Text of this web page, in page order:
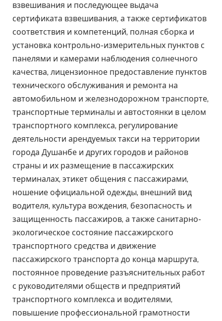
взвешивания и последующее выдача
сертификата взвешивания, а также сертификатов
соответствия и компетенций, полная сборка и
установка контрольно-измерительных пунктов с
панелями и камерами наблюдения солнечного
качества, лицензионное предоставление пунктов
технического обслуживания и ремонта на
автомобильном и железнодорожном транспорте,
транспортные терминалы и автостоянки в целом
транспортного комплекса, регулирование
деятельности арендуемых такси на территории
города Душанбе и других городов и районов
страны и их размещение в пассажирских
терминалах, этикет общения с пассажирами,
ношение официальной одежды, внешний вид
водителя, культура вождения, безопасность и
защищенность пассажиров, а также санитарно-
экологическое состояние пассажирского
транспортного средства и движение
пассажирского транспорта до конца маршрута,
постоянное проведение разъяснительных работ
с руководителями обществ и предприятий
транспортного комплекса и водителями,
повышение профессиональной грамотности